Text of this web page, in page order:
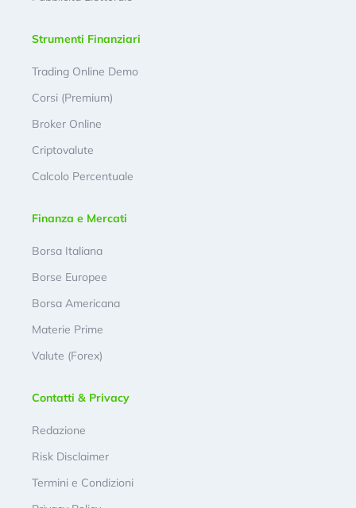
Strumenti Finanziari
Trading Online Demo
Corsi (Premium)
Broker Online
Criptovalute
Calcolo Percentuale
Finanza e Mercati
Borsa Italiana
Borse Europee
Borsa Americana
Materie Prime
Valute (Forex)
Contatti & Privacy
Redazione
Risk Disclaimer
Termini e Condizioni